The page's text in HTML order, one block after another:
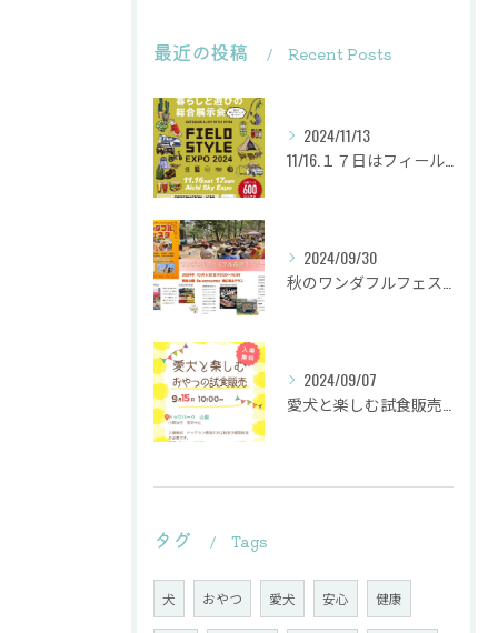
最近の投稿 Recent Posts
2024/11/13
2024/09/30
2024/09/07
タグ Tags
犬 おやつ 愛犬 安心 健康